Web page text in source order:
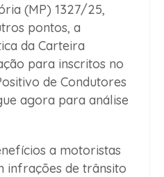
(MP) 1327/25,
pontos, a
da Carteira
para inscritos no
de Condutores
agora para análise
a motoristas
infrações de trânsito